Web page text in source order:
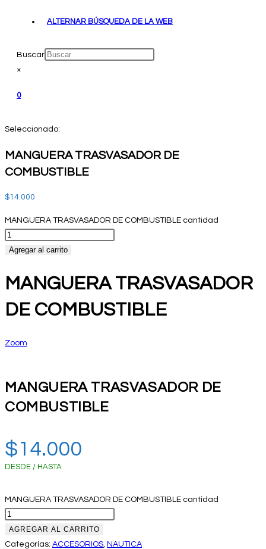
ALTERNAR BÚSQUEDA DE LA WEB
Buscar
×
0
Seleccionado:
MANGUERA TRASVASADOR DE
COMBUSTIBLE
$14.000
MANGUERA TRASVASADOR DE COMBUSTIBLE cantidad
Agregar al carrito
MANGUERA TRASVASADOR
DE COMBUSTIBLE
Zoom
MANGUERA TRASVASADOR DE
COMBUSTIBLE
$14.000
DESDE / HASTA
MANGUERA TRASVASADOR DE COMBUSTIBLE cantidad
AGREGAR AL CARRITO
Categorías: ACCESORIOS, NAUTICA